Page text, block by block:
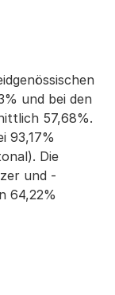
und bei den
57,68%.
93,17%
Die
und -
64,22%